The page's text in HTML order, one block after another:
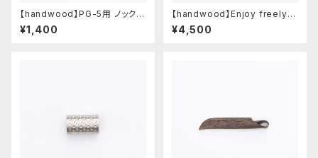
【handwood】PG-5用 ノックボ
タン (真鍮)
¥1,400
【handwood】Enjoy freely
前軸・ディンプル(ステンレス)
¥4,500